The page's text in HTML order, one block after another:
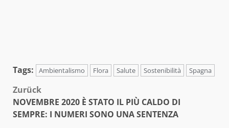
Tags: Ambientalismo Flora Salute Sostenibilità Spagna
Beitragsnavigation
Zurück
NOVEMBRE 2020 È STATO IL PIÙ CALDO DI
SEMPRE: I NUMERI SONO UNA SENTENZA